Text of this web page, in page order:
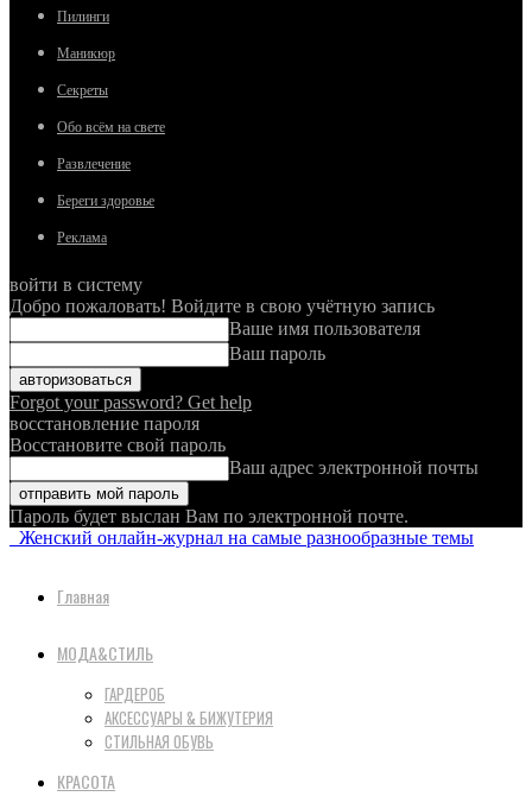
Пилинги
Маникюр
Секреты
Обо всём на свете
Развлечение
Береги здоровье
Реклама
войти в систему
Добро пожаловать! Войдите в свою учётную запись
Ваше имя пользователя
Ваш пароль
Forgot your password? Get help
восстановление пароля
Восстановите свой пароль
Ваш адрес электронной почты
Пароль будет выслан Вам по электронной почте.
Женский онлайн-журнал на самые разнообразные темы
Главная
МОДА&СТИЛЬ
ГАРДЕРОБ
АКСЕССУАРЫ & БИЖУТЕРИЯ
СТИЛЬНАЯ ОБУВЬ
КРАСОТА